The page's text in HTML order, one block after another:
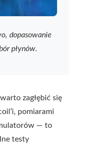
dopasowanie
płynów.
zagłębić się
pomiarami
— to
testy